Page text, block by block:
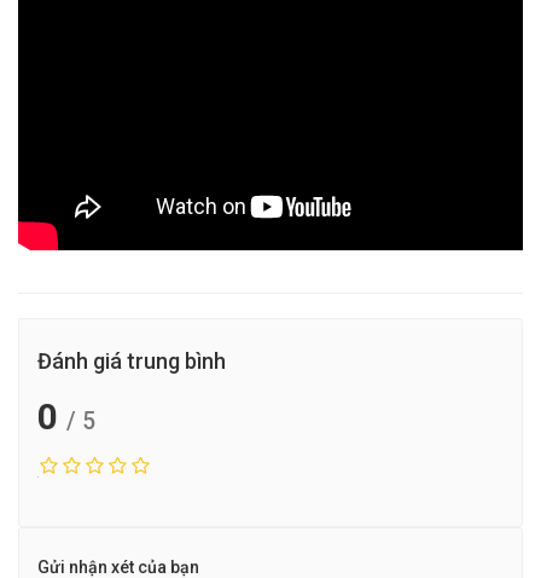
Đánh giá trung bình
0 / 5
Gửi nhận xét của bạn